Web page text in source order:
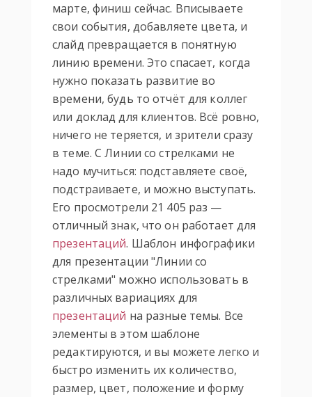
марте, финиш сейчас. Вписываете
свои события, добавляете цвета, и
слайд превращается в понятную
линию времени. Это спасает, когда
нужно показать развитие во
времени, будь то отчёт для коллег
или доклад для клиентов. Всё ровно,
ничего не теряется, и зрители сразу
в теме. С Линии со стрелками не
надо мучиться: подставляете своё,
подстраиваете, и можно выступать.
Его просмотрели 21 405 раз —
отличный знак, что он работает для
презентаций. Шаблон инфографики
для презентации "Линии со
стрелками" можно использовать в
различных вариациях для
презентаций на разные темы. Все
элементы в этом шаблоне
редактируются, и вы можете легко и
быстро изменить их количество,
размер, цвет, положение и форму